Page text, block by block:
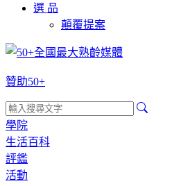
選 品
顛覆提案
贊助50+
學院
生活百科
評鑑
活動